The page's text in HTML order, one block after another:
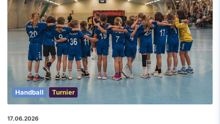
Handball Turnier
17.06.2026